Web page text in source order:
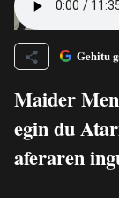
Gehitu
Maider
egin du
aferaren